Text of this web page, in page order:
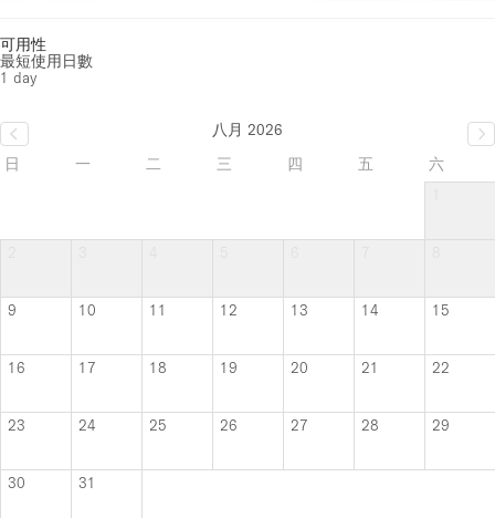
可用性
最短使用日數
1 day
八月 2026
日
一 二 三 四 五
六
9 10 11 12 13 14 15
16 17 18 19 20 21 22
23 24 25 26 27 28 29
30 31